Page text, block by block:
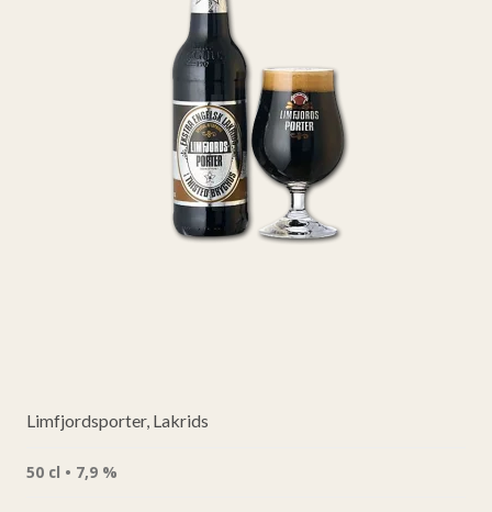
Limfjordsporter, Lakrids
50 cl • 7,9 %